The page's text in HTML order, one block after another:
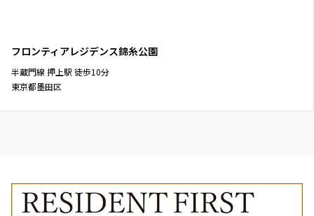
フロンティアレジデンス錦糸公園
半蔵門線 押上駅 徒歩10分
東京都墨田区